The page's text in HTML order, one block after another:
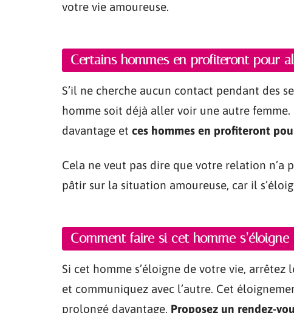
votre vie amoureuse.
Certains hommes en profiteront pour
S’il ne cherche aucun contact pendant des
homme soit déjà aller voir une autre
davantage et ces hommes en profiteront
Cela ne veut pas dire que votre relation
pâtir sur la situation amoureuse, car il
Comment faire si cet homme s’éloigne
Si cet homme s’éloigne de votre vie,
et communiquez avec l’autre. Cet
prolongé davantage. Proposez un rendez-